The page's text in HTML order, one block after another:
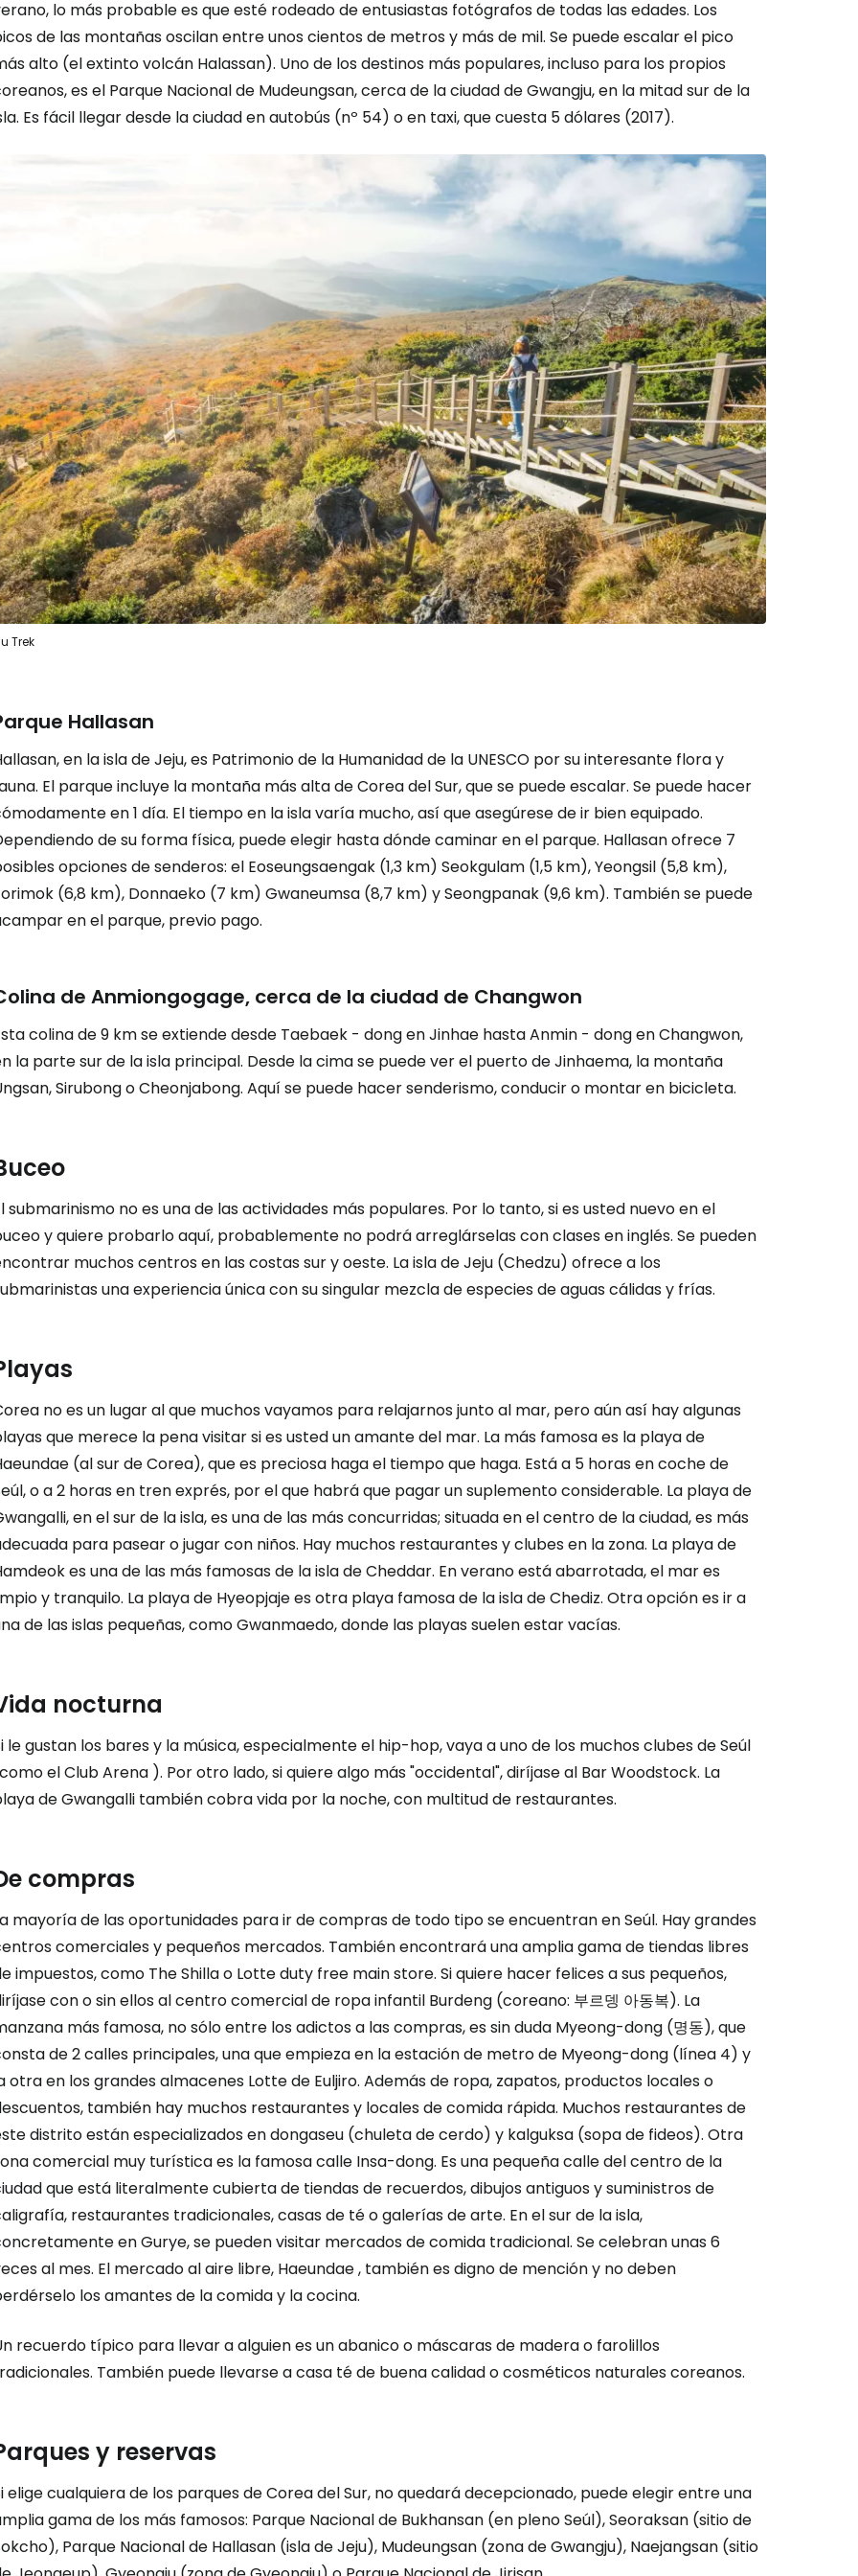
lo más probable es que esté rodeado de entusiastas fotógrafos de todas las edades. Los
de las montañas oscilan entre unos cientos de metros y más de mil. Se puede escalar el pico
alto (el extinto volcán Halassan). Uno de los destinos más populares, incluso para los propios
es el Parque Nacional de Mudeungsan, cerca de la ciudad de Gwangju, en la mitad sur de la
Es fácil llegar desde la ciudad en autobús (nº 54) o en taxi, que cuesta 5 dólares (2017).
Trek
Hallasan
en la isla de Jeju, es Patrimonio de la Humanidad de la UNESCO por su interesante flora y
El parque incluye la montaña más alta de Corea del Sur, que se puede escalar. Se puede hacer
en 1 día. El tiempo en la isla varía mucho, así que asegúrese de ir bien equipado.
de su forma física, puede elegir hasta dónde caminar en el parque. Hallasan ofrece 7
opciones de senderos: el Eoseungsaengak (1,3 km) Seokgulam (1,5 km), Yeongsil (5,8 km),
(6,8 km), Donnaeko (7 km) Gwaneumsa (8,7 km) y Seongpanak (9,6 km). También se puede
en el parque, previo pago.
de Anmiongogage, cerca de la ciudad de Changwon
colina de 9 km se extiende desde Taebaek - dong en Jinhae hasta Anmin - dong en Changwon,
la parte sur de la isla principal. Desde la cima se puede ver el puerto de Jinhaema, la montaña
Sirubong o Cheonjabong. Aquí se puede hacer senderismo, conducir o montar en bicicleta.
submarinismo no es una de las actividades más populares. Por lo tanto, si es usted nuevo en el
y quiere probarlo aquí, probablemente no podrá arreglárselas con clases en inglés. Se pueden
muchos centros en las costas sur y oeste. La isla de Jeju (Chedzu) ofrece a los
una experiencia única con su singular mezcla de especies de aguas cálidas y frías.
no es un lugar al que muchos vayamos para relajarnos junto al mar, pero aún así hay algunas
que merece la pena visitar si es usted un amante del mar. La más famosa es la playa de
(al sur de Corea), que es preciosa haga el tiempo que haga. Está a 5 horas en coche de
o a 2 horas en tren exprés, por el que habrá que pagar un suplemento considerable. La playa de
en el sur de la isla, es una de las más concurridas; situada en el centro de la ciudad, es más
para pasear o jugar con niños. Hay muchos restaurantes y clubes en la zona. La playa de
es una de las más famosas de la isla de Cheddar. En verano está abarrotada, el mar es
y tranquilo. La playa de Hyeopjaje es otra playa famosa de la isla de Chediz. Otra opción es ir a
de las islas pequeñas, como Gwanmaedo, donde las playas suelen estar vacías.
nocturna
le gustan los bares y la música, especialmente el hip-hop, vaya a uno de los muchos clubes de Seúl
el Club Arena ). Por otro lado, si quiere algo más "occidental", diríjase al Bar Woodstock. La
de Gwangalli también cobra vida por la noche, con multitud de restaurantes.
compras
mayoría de las oportunidades para ir de compras de todo tipo se encuentran en Seúl. Hay grandes
comerciales y pequeños mercados. También encontrará una amplia gama de tiendas libres
impuestos, como The Shilla o Lotte duty free main store. Si quiere hacer felices a sus pequeños,
con o sin ellos al centro comercial de ropa infantil Burdeng (coreano: 부르뎅 아동복). La
más famosa, no sólo entre los adictos a las compras, es sin duda Myeong-dong (명동), que
de 2 calles principales, una que empieza en la estación de metro de Myeong-dong (línea 4) y
otra en los grandes almacenes Lotte de Euljiro. Además de ropa, zapatos, productos locales o
también hay muchos restaurantes y locales de comida rápida. Muchos restaurantes de
distrito están especializados en dongaseu (chuleta de cerdo) y kalguksa (sopa de fideos). Otra
comercial muy turística es la famosa calle Insa-dong. Es una pequeña calle del centro de la
que está literalmente cubierta de tiendas de recuerdos, dibujos antiguos y suministros de
restaurantes tradicionales, casas de té o galerías de arte. En el sur de la isla,
en Gurye, se pueden visitar mercados de comida tradicional. Se celebran unas 6
al mes. El mercado al aire libre, Haeundae , también es digno de mención y no deben
los amantes de la comida y la cocina.
recuerdo típico para llevar a alguien es un abanico o máscaras de madera o farolillos
También puede llevarse a casa té de buena calidad o cosméticos naturales coreanos.
y reservas
elige cualquiera de los parques de Corea del Sur, no quedará decepcionado, puede elegir entre una
gama de los más famosos: Parque Nacional de Bukhansan (en pleno Seúl), Seoraksan (sitio de
Parque Nacional de Hallasan (isla de Jeju), Mudeungsan (zona de Gwangju), Naejangsan (sitio
Iniciar sesión en Cestee
... la comunidad mundial de viajeros
Continuar con Google
Continuar con Email